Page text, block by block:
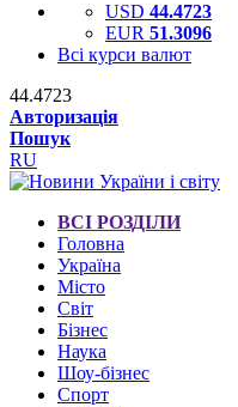
USD 44.4723
EUR 51.3096
Всі курси валют
44.4723
Авторизація
Пошук
RU
ВСІ РОЗДІЛИ
Головна
Україна
Місто
Світ
Бізнес
Наука
Шоу-бізнес
Спорт